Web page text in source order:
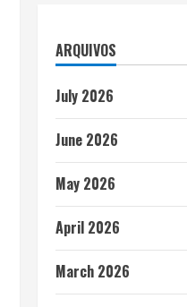
ARQUIVOS
July 2026
June 2026
May 2026
April 2026
March 2026